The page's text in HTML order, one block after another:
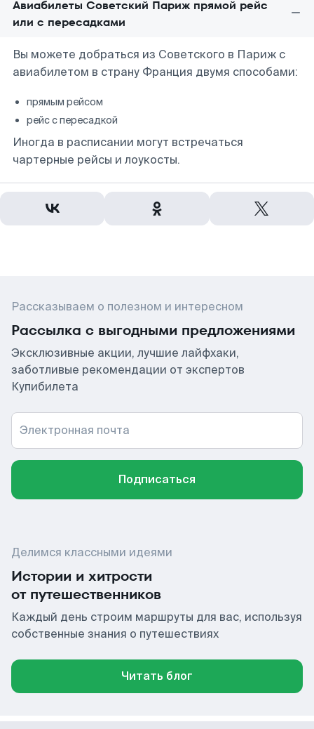
Авиабилеты Советский Париж прямой рейс
или с пересадками
Вы можете добраться из Советского в Париж с
авиабилетом в страну Франция двумя способами:
прямым рейсом
рейс с пересадкой
Иногда в расписании могут встречаться
чартерные рейсы и лоукосты.
Рассказываем о полезном и интересном
Рассылка с выгодными предложениями
Эксклюзивные акции, лучшие лайфхаки,
заботливые рекомендации от экспертов
Купибилета
Электронная почта
Подписаться
Делимся классными идеями
Истории и хитрости
от путешественников
Каждый день строим маршруты для вас, используя
собственные знания о путешествиях
Читать блог